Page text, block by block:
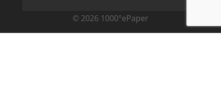
© 2026 1000°ePaper